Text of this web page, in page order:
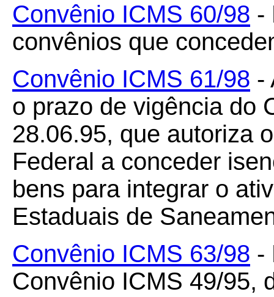
Convênio ICMS 60/98 -
convênios que
Convênio ICMS 61/98 -
o prazo de vigência do
28.06.95, que autoriza
Federal a conceder
bens para integrar o
Estaduais de
Convênio ICMS 63/98 -
Convênio ICMS 49/95,